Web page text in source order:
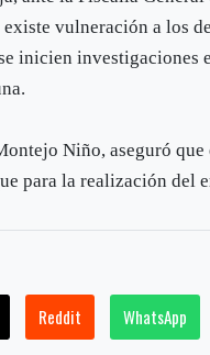
vulneración a los
inicien investigaciones
Niño, aseguró que
para la realización del
Reddit WhatsApp